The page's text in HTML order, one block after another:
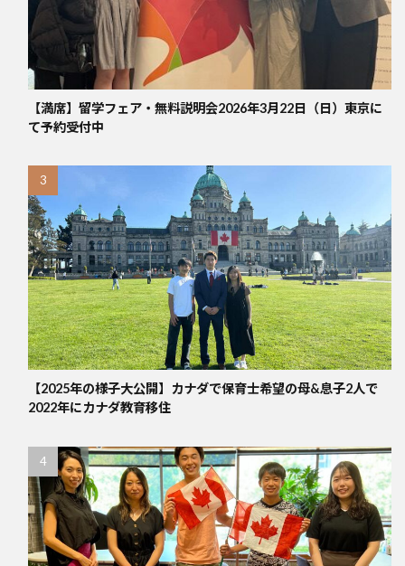
【満席】留学フェア・無料説明会2026年3月22日（日）東京に
て予約受付中
【2025年の様子大公開】カナダで保育士希望の母&息子2人で
2022年にカナダ教育移住